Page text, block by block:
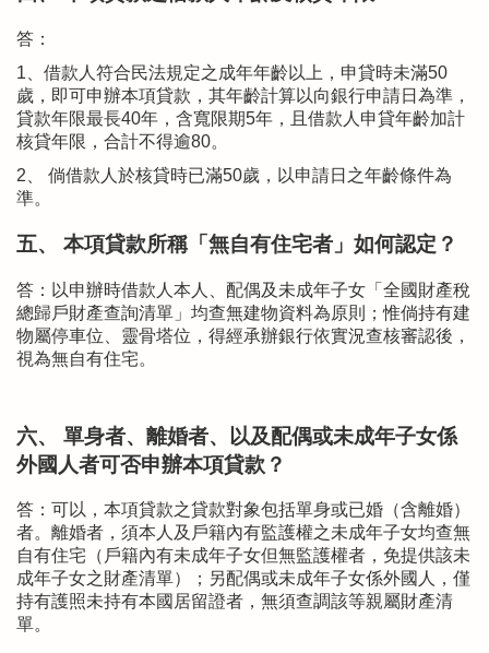
答：
1、借款人符合民法規定之成年年齡以上，申貸時未滿50
歲，即可申辦本項貸款，其年齡計算以向銀行申請日為準，
貸款年限最長40年，含寬限期5年，且借款人申貸年齡加計
核貸年限，合計不得逾80。
2、 倘借款人於核貸時已滿50歲，以申請日之年齡條件為
準。
五、 本項貸款所稱「無自有住宅者」如何認定？
答：以申辦時借款人本人、配偶及未成年子女「全國財產稅
總歸戶財產查詢清單」均查無建物資料為原則；惟倘持有建
物屬停車位、靈骨塔位，得經承辦銀行依實況查核審認後，
視為無自有住宅。
六、 單身者、離婚者、以及配偶或未成年子女係
外國人者可否申辦本項貸款？
答：可以，本項貸款之貸款對象包括單身或已婚（含離婚）
者。離婚者，須本人及戶籍內有監護權之未成年子女均查無
自有住宅（戶籍內有未成年子女但無監護權者，免提供該未
成年子女之財產清單）；另配偶或未成年子女係外國人，僅
持有護照未持有本國居留證者，無須查調該等親屬財產清
單。